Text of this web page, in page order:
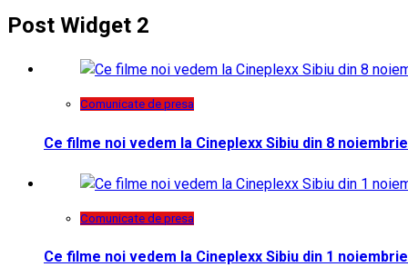
Post Widget 2
Comunicate de presa
Ce filme noi vedem la Cineplexx Sibiu din 8 noiembrie
Comunicate de presa
Ce filme noi vedem la Cineplexx Sibiu din 1 noiembrie